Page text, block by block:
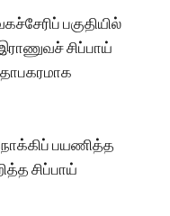
பகுதியில்
சிப்பாய்
பயணித்த
சிப்பாய்